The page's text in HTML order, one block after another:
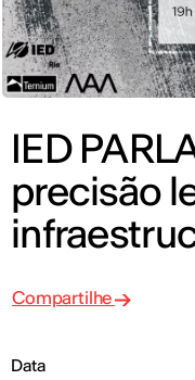
IED
precisão
Data
Compartilhe